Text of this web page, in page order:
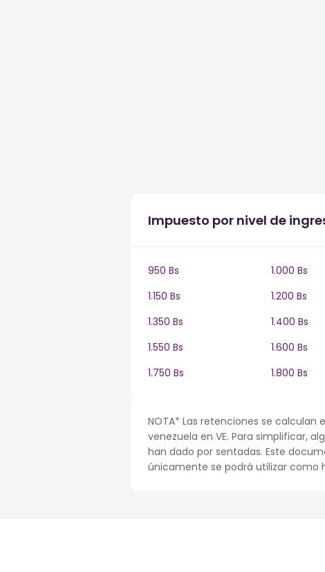
Impuesto por nivel de
950 Bs 1.000 Bs
1.150 Bs
1.200 Bs
1.350 Bs
1.400 Bs
1.550 Bs
1.600 Bs
1.750 Bs
1.800 Bs
NOTA* Las retenciones se
venezuela en VE. Para simplificar,
han dado por sentadas. Este
únicamente se podrá utilizar como